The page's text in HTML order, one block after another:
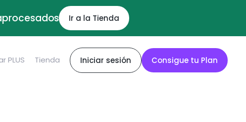
Ir a la Tienda
PLUS Tienda Iniciar sesión Consigue tu Plan